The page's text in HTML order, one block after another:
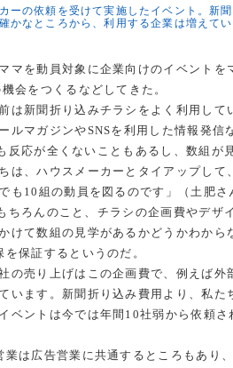
ーの依頼を受けて実施したイベント。新聞
かなところから、利用する企業は増えてい
マを動員対象に企業向けのイベントを
会をつくるなどしてきた。
新聞折り込みチラシをよく利用して
ルマガジンやSNSを利用した情報発信
応が全くないこともあるし、数組が
は、ハウスメーカーとタイアップして
も10組の動員を図るのです」（土肥さ
ろんのこと、チラシの企画費やデザ
けて数組の見学があるかどうかわから
保証するというのだ。
の売り上げはこの企画費で、例えば外
います。新聞折り込み費用より、私た
ベントは今では年間10社弱から依頼さ
は広告営業に共通するところもあり